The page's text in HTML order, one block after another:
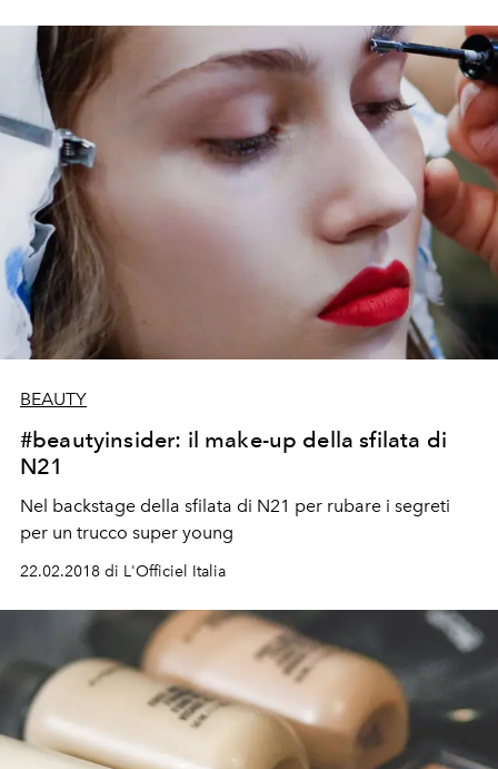
BEAUTY
#beautyinsider: il make-up della sfilata di
N21
Nel backstage della sfilata di N21 per rubare i segreti
per un trucco super young
22.02.2018 di L'Officiel Italia